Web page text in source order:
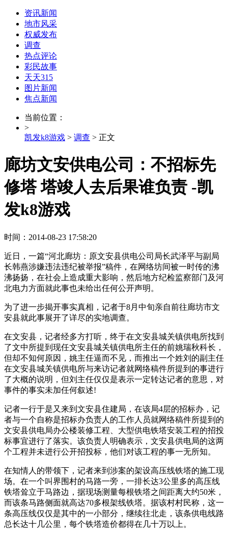
资讯新闻
地市风采
权威发布
调查
热点评论
彩民故事
天天315
图片新闻
焦点新闻
当前位置：
>
凯发k8游戏 > 调查 > 正文
廊坊文安供电公司：不招标先
修塔 塔竣人去后果谁负责 -凯
发k8游戏
时间：2014-08-23 17:58:20
近日，一篇“河北廊坊：原文安县供电公司局长武泽平与副局
长韩燕涉嫌违法违纪被举报”稿件，在网络坊间被一时传的沸
沸扬扬，在社会上造成重大影响，然后地方纪检监察部门及河
北电力方面就此事也未给出任何公开声明。
为了进一步揭开事实真相，记者于8月中旬亲自前往廊坊市文
安县就此事展开了详尽的实地调查。
在文安县，记者经多方打听，终于在文安县城关镇供电所找到
了文中所提到现任文安县城关镇供电所主任的前姚瑞秋科长，
但却不知何原因，姚主任逼而不见，而推出一个姓刘的副主任
在文安县城关镇供电所与来访记者就网络稿件所提到的事进行
了大概的说明，但刘主任仅仅是表示一定转达记者的意思，对
事件的事实未加任何叙述!
记者一行于是又来到文安县住建局，在该局4层的招标办，记
者与一个自称是招标办负责人的工作人员就网络稿件所提到的
文安县供电局办公楼装修工程、大型供电铁塔安装工程的招投
标事宜进行了落实。该负责人明确表示，文安县供电局的这两
个工程并未进行公开招投标，他们对该工程的事一无所知。
在知情人的带领下，记者来到涉案的架设高压线铁塔的施工现
场。在一个叫界围村的马路一旁，一排长达3公里多的高压线
铁塔耸立于马路边，据现场测量每根铁塔之间距离大约50米，
而该条马路侧面就高达70多根架线铁塔。据该村村民称，这一
条高压线仅仅是其中的一小部分，继续往北走，该条供电线路
总长达十几公里，每个铁塔造价都得在几十万以上。